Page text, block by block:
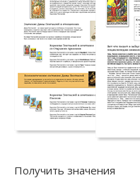
Получить значения